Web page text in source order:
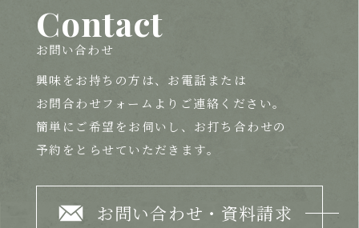
Contact
お問い合わせ
興味をお持ちの方は、 お電話または
お問合わせフォームよりご連絡ください。
簡単にご希望をお伺いし、お打ち合わせの
予約をとらせていただきます。
お問い合わせ・資料請求